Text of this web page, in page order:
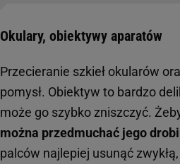
Okulary, obiektywy aparatów
Przecieranie szkieł okularów
pomysł. Obiektyw to bardzo
może go szybko zniszczyć.
można przedmuchać jego
palców najlepiej usunąć